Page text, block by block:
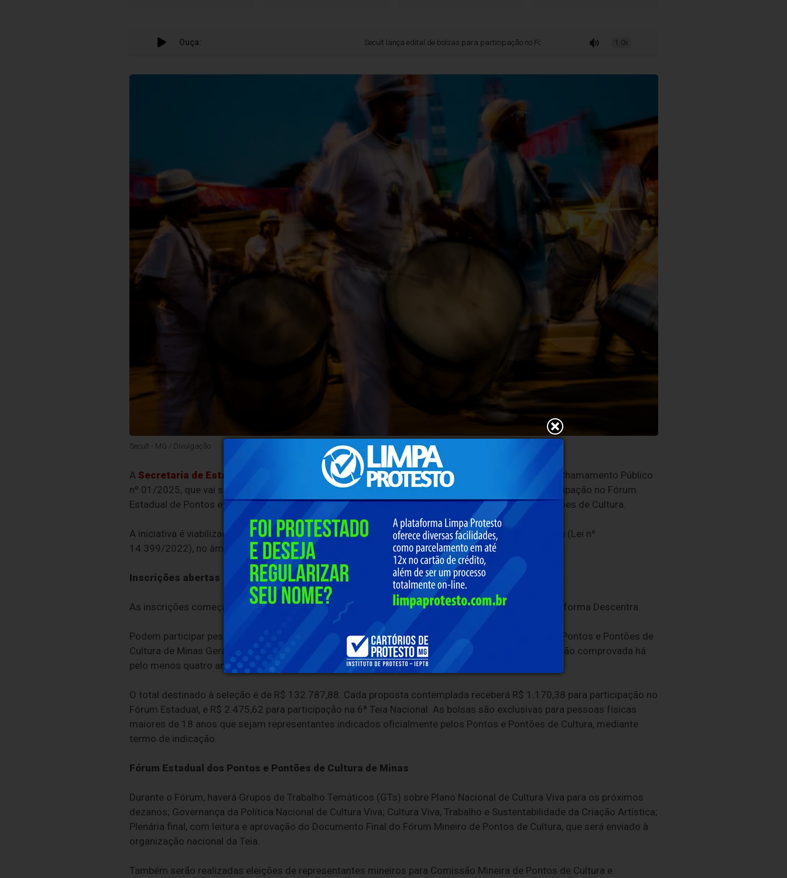
Ouça: Secult lança edital de bolsas para participação no Fórum Estadual e na 6ª Teia Nacional dos Pontos e Pontões de Cultura
1.0x
Secult - MG / Divulgação
A Secretaria de Estado de Cultura e Turismo de Minas Gerais (Secult-MG)
lança o Edital de Chamamento Público
nº 01/2025, que vai selecionar propostas para recebimento de bolsas culturais destinadas à participação no Fórum
Estadual de Pontos e Pontões de Cultura de Minas Gerais e na 6ª Teia Nacional dos Pontos e Pontões de Cultura.
A iniciativa é viabilizada com recursos da Política Nacional Aldir Blanc de Fomento à Cultura – Pnab (Lei nº
14.399/2022), no âmbito da Política Nacional de Cultura Viva (Lei nº 13.018/2014).
Inscrições abertas
As inscrições começaram em 15/11 e ficam abertas até as 23h59 do dia 24/11, por meio da Plataforma Descentra.
Podem participar pessoas físicas maiores de 18 anos, representantes ou membros indicados por Pontos e Pontões de
Cultura de Minas Gerais, certificados pelo Ministério da Cultura – com ou sem CNPJ – e com atuação comprovada há
pelo menos quatro anos.
O total destinado à seleção é de R$ 132.787,88. Cada proposta contemplada receberá R$ 1.170,38 para participação no
Fórum Estadual, e R$ 2.475,62 para participação na 6ª Teia Nacional. As bolsas são exclusivas para pessoas físicas
maiores de 18 anos que sejam representantes indicados oficialmente pelos Pontos e Pontões de Cultura, mediante
termo de indicação.
Fórum Estadual dos Pontos e Pontões de Cultura de Minas
Durante o Fórum, haverá Grupos de Trabalho Temáticos (GTs) sobre Plano Nacional de Cultura Viva para os próximos
dezanos; Governança da Política Nacional de Cultura Viva; Cultura Viva, Trabalho e Sustentabilidade da Criação Artística;
Plenária final, com leitura e aprovação do Documento Final do Fórum Mineiro de Pontos de Cultura, que será enviado à
organização nacional da Teia.
Também serão realizadas eleições de representantes mineiros para Comissão Mineira de Pontos de Cultura e